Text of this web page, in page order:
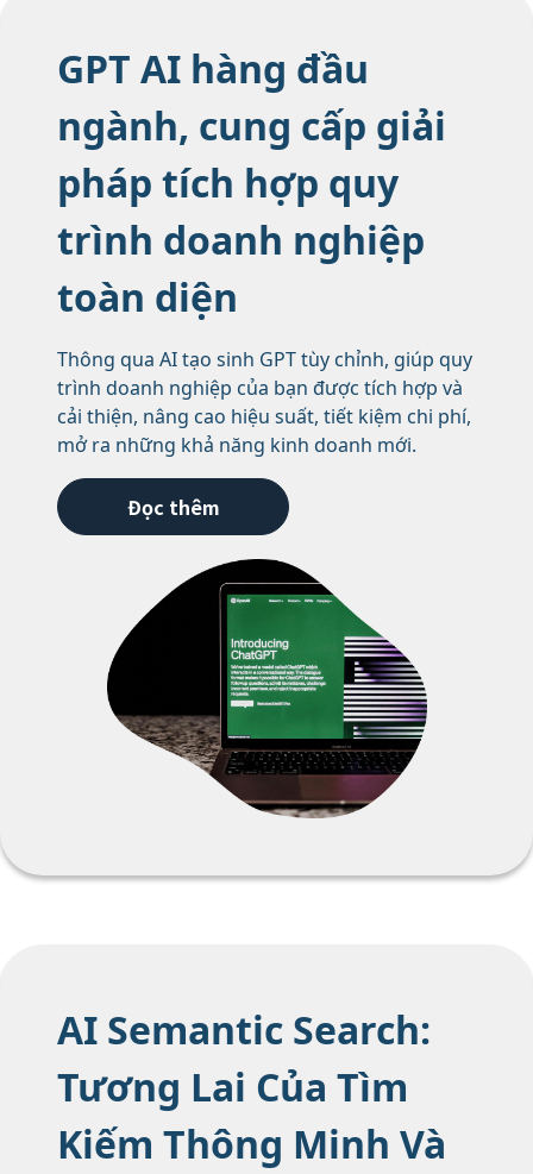
GPT AI hàng đầu
ngành, cung cấp giải
pháp tích hợp quy
trình doanh nghiệp
toàn diện
Thông qua AI tạo sinh GPT tùy chỉnh, giúp quy
trình doanh nghiệp của bạn được tích hợp và
cải thiện, nâng cao hiệu suất, tiết kiệm chi phí,
mở ra những khả năng kinh doanh mới.
Đọc thêm
AI Semantic Search:
Tương Lai Của Tìm
Kiếm Thông Minh Và